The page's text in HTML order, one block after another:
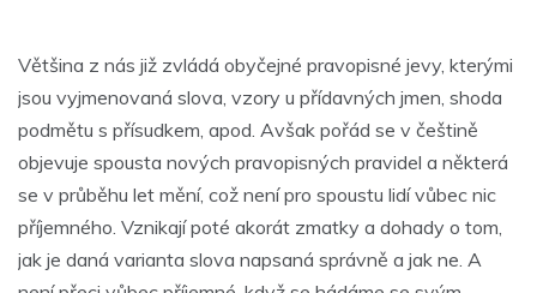
Většina z nás již zvládá obyčejné pravopisné jevy, kterými
jsou vyjmenovaná slova, vzory u přídavných jmen, shoda
podmětu s přísudkem, apod. Avšak pořád se v češtině
objevuje spousta nových pravopisných pravidel a některá
se v průběhu let mění, což není pro spoustu lidí vůbec nic
příjemného. Vznikají poté akorát zmatky a dohady o tom,
jak je daná varianta slova napsaná správně a jak ne. A